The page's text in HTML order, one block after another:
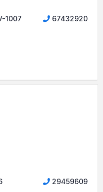
1007 67432920
29459609